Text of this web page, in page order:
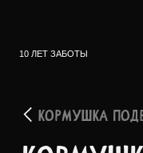
10 ЛЕТ ЗАБОТЫ
КОРМУШКА